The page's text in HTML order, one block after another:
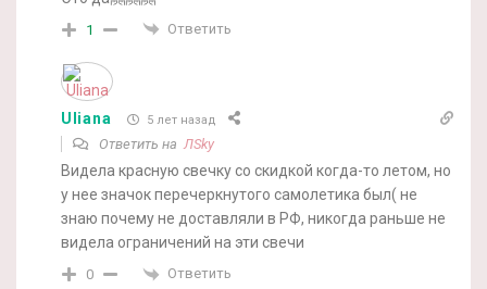
1 Ответить
Uliana 5 лет назад
Ответить наЛSky
Видела красную свечку со скидкой когда-то летом, но
у нее значок перечеркнутого самолетика был( не
знаю почему не доставляли в РФ, никогда раньше не
видела ограничений на эти свечи
0 Ответить